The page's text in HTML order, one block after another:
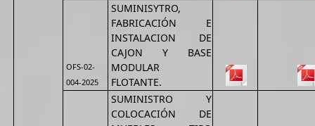
OFS-02-
004-2025
SUMINISYTRO,
FABRICACIÓN E
INSTALACION DE
CAJON Y BASE
MODULAR
FLOTANTE.
SUMINISTRO Y
COLOCACIÓN DE